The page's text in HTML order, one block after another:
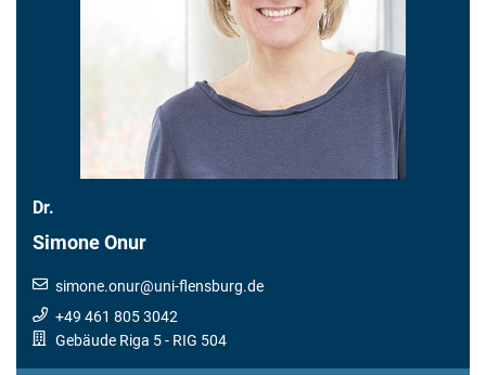
Dr.
Simone Onur
simone.onur@uni-flensburg.de
+49 461 805 3042
Gebäude Riga 5- RIG 504